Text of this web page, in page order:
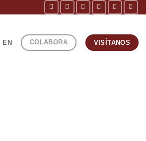
EN COLABORA VISÍTANOS